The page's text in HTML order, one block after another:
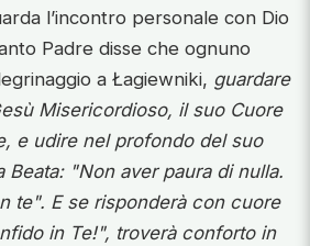
l’incontro personale con Dio
Padre disse che ognuno
a Łagiewniki, guardare
Misericordioso, il suo Cuore
e udire nel profondo del suo
Beata: "Non aver paura di nulla.
te". E se risponderà con cuore
in Te!", troverà conforto in